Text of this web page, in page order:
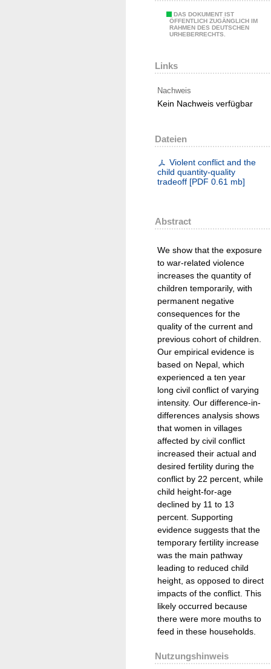
DAS DOKUMENT IST
ÖFFENTLICH ZUGÄNGLICH IM
RAHMEN DES DEUTSCHEN
URHEBERRECHTS.
Links
Nachweis
Kein Nachweis verfügbar
Dateien
Violent conflict and the
child quantity-quality
tradeoff [PDF 0.61 mb]
Abstract
We show that the exposure
to war-related violence
increases the quantity of
children temporarily, with
permanent negative
consequences for the
quality of the current and
previous cohort of children.
Our empirical evidence is
based on Nepal, which
experienced a ten year
long civil conflict of varying
intensity. Our difference-in-
differences analysis shows
that women in villages
affected by civil conflict
increased their actual and
desired fertility during the
conflict by 22 percent, while
child height-for-age
declined by 11 to 13
percent. Supporting
evidence suggests that the
temporary fertility increase
was the main pathway
leading to reduced child
height, as opposed to direct
impacts of the conflict. This
likely occurred because
there were more mouths to
feed in these households.
Nutzungshinweis